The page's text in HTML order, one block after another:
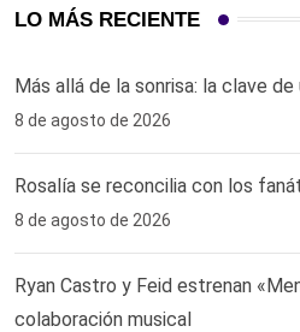
LO MÁS RECIENTE
Más allá de la sonrisa: la clave
8 de agosto de 2026
Rosalía se reconcilia con los
8 de agosto de 2026
Ryan Castro y Feid estrenan
colaboración musical